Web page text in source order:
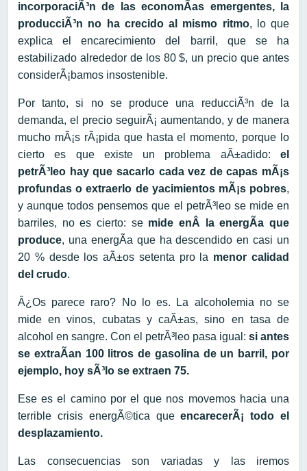
incorporaciÃ³n de las economÃ­as emergentes, la
producciÃ³n no ha crecido al mismo ritmo, lo que
explica el encarecimiento del barril, que se ha
estabilizado alrededor de los 80 $, un precio que antes
considerÃ¡bamos insostenible.
Por tanto, si no se produce una reducciÃ³n de la
demanda, el precio seguirÃ¡ aumentando, y de manera
mucho mÃ¡s rÃ¡pida que hasta el momento, porque lo
cierto es que existe un problema aÃ±adido: el
petrÃ³leo hay que sacarlo cada vez de capas mÃ¡s
profundas o extraerlo de yacimientos mÃ¡s pobres,
y aunque todos pensemos que el petrÃ³leo se mide en
barriles, no es cierto: se mide enÂ la energÃ­a que
produce, una energÃ­a que ha descendido en casi un
20 % desde los aÃ±os setenta pro la menor calidad
del crudo.
Â¿Os parece raro? No lo es. La alcoholemia no se
mide en vinos, cubatas y caÃ±as, sino en tasa de
alcohol en sangre. Con el petrÃ³leo pasa igual: si antes
se extraÃ­an 100 litros de gasolina de un barril, por
ejemplo, hoy sÃ³lo se extraen 75.
Ese es el camino por el que nos movemos hacia una
terrible crisis energÃ©tica queencarecerÃ¡ todo el
desplazamiento.
Las consecuencias son variadas y las iremos